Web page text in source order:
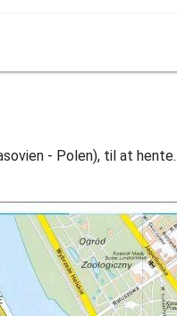
- Polen), til at hente.